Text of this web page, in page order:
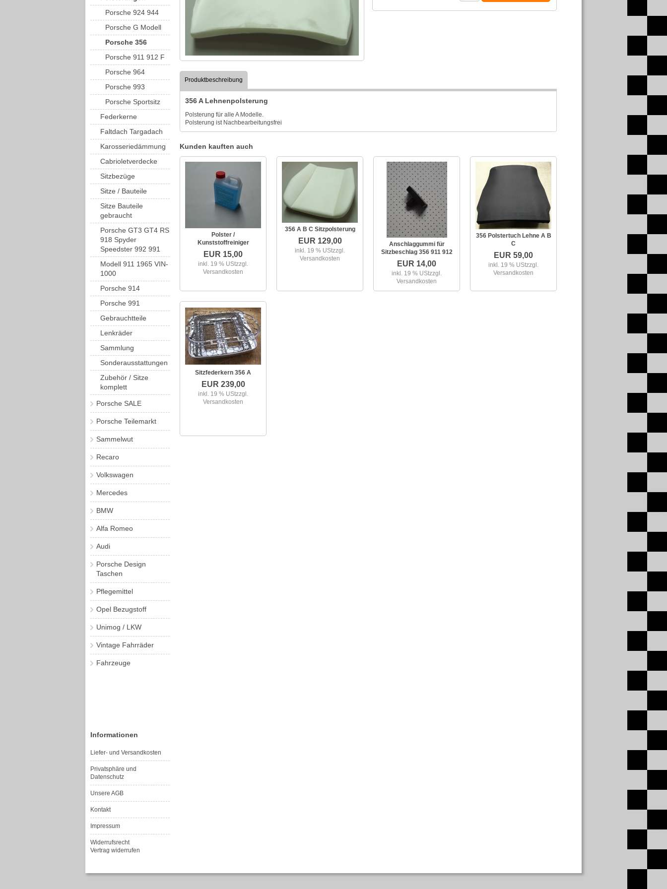
Porsche 924 944
Porsche G Modell
Porsche 356
Porsche 911 912 F
Porsche 964
Porsche 993
Porsche Sportsitz
Federkerne
Faltdach Targadach
Karosseriedämmung
Cabrioletverdecke
Sitzbezüge
Sitze / Bauteile
Sitze Bauteile
gebraucht
Porsche GT3 GT4 RS
918 Spyder
Speedster 992 991
Modell 911 1965 VIN-
1000
Porsche 914
Porsche 991
Gebrauchtteile
Lenkräder
Sammlung
Sonderausstattungen
Zubehör / Sitze
komplett
Porsche SALE
Porsche Teilemarkt
Sammelwut
Recaro
Volkswagen
Mercedes
BMW
Alfa Romeo
Audi
Porsche Design
Taschen
Pflegemittel
Opel Bezugstoff
Unimog / LKW
Vintage Fahrräder
Fahrzeuge
Informationen
Liefer- und Versandkosten
Privatsphäre und
Datenschutz
Unsere AGB
Kontakt
Impressum
Widerrufsrecht
Vertrag widerrufen
Produktbeschreibung
356 A Lehnenpolsterung
Polsterung für alle A Modelle.
Polsterung ist Nachbearbeitungsfrei
Kunden kauften auch
Polster /
Kunststoffreiniger
EUR 15,00
inkl. 19 % UStzzgl.
Versandkosten
356 A B C Sitzpolsterung
EUR 129,00
inkl. 19 % UStzzgl.
Versandkosten
Anschlaggummi für
Sitzbeschlag 356 911 912
EUR 14,00
inkl. 19 % UStzzgl.
Versandkosten
356 Polstertuch Lehne A B
C
EUR 59,00
inkl. 19 % UStzzgl.
Versandkosten
Sitzfederkern 356 A
EUR 239,00
inkl. 19 % UStzzgl.
Versandkosten